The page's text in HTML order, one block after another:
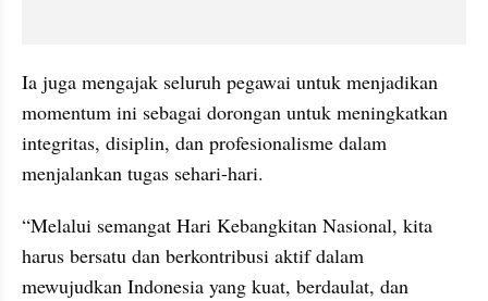
Ia juga mengajak seluruh pegawai untuk menjadikan
momentum ini sebagai dorongan untuk meningkatkan
integritas, disiplin, dan profesionalisme dalam
menjalankan tugas sehari-hari.
“Melalui semangat Hari Kebangkitan Nasional, kita
harus bersatu dan berkontribusi aktif dalam
mewujudkan Indonesia yang kuat, berdaulat, dan